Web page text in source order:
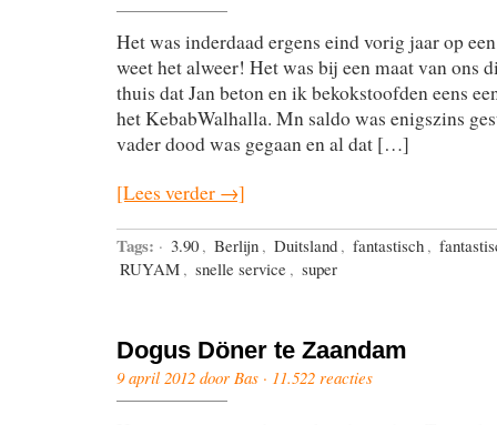
Het was inderdaad ergens eind vorig jaar op
weet het alweer! Het was bij een maat van ons
thuis dat Jan beton en ik bekokstoofden eens
het KebabWalhalla. Mn saldo was enigszins
vader dood was gegaan en al dat […]
[Lees verder →]
Tags: · 3.90 , Berlijn , Duitsland , fantastisch ,
RUYAM , snelle service , super
Dogus Döner te Zaandam
9 april 2012 door Bas · 11.522 reacties